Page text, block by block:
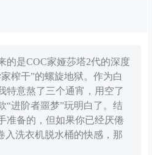
的是COC家娅莎塔2代的深度
榨干”的螺旋地狱。作为白
特意熬了三个通宵，用空了
“进阶者噩梦”玩明白了。结
准备的，但如果你已经厌倦
入洗衣机脱水桶的快感，那